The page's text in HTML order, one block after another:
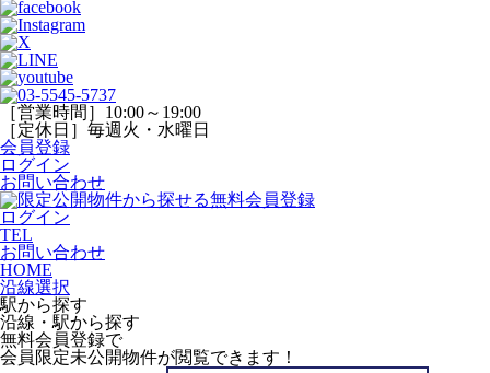
［営業時間］10:00～19:00
［定休日］毎週火・水曜日
会員登録
ログイン
お問い合わせ
ログイン
TEL
お問い合わせ
HOME
沿線選択
駅から探す
沿線・駅から探す
無料会員登録で
会員限定未公開物件が閲覧できます！